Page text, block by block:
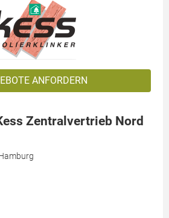
ANFORDERN
Zentralvertrieb Nord